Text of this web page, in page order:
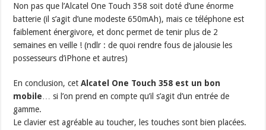
Non pas que l’Alcatel One Touch 358 soit doté d’une énorme
batterie (il s’agit d’une modeste 650mAh), mais ce téléphone est
faiblement énergivore, et donc permet de tenir plus de 2
semaines en veille ! (ndlr : de quoi rendre fous de jalousie les
possesseurs d’iPhone et autres)
En conclusion, cetAlcatel One Touch 358 est un bon
mobile… si l’on prend en compte qu’il s’agit d’un entrée de
gamme.
Le clavier est agréable au toucher, les touches sont bien placées.